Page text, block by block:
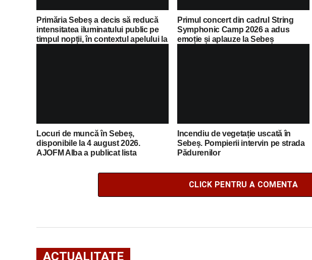
Primăria Sebeș a decis să reducă
intensitatea iluminatului public pe
timpul nopții, în contextul apelului la
Primul concert din cadrul String
Symphonic Camp 2026 a adus
emoție și aplauze la Sebeș
Locuri de muncă în Sebeș,
disponibile la 4 august 2026.
AJOFM Alba a publicat lista
Incendiu de vegetație uscată în
Sebeș. Pompierii intervin pe strada
Pădurenilor
CLICK PENTRU A COMENTA
ACTUALITATE